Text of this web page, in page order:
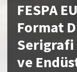
FESPA
Format
Serigrafi
ve